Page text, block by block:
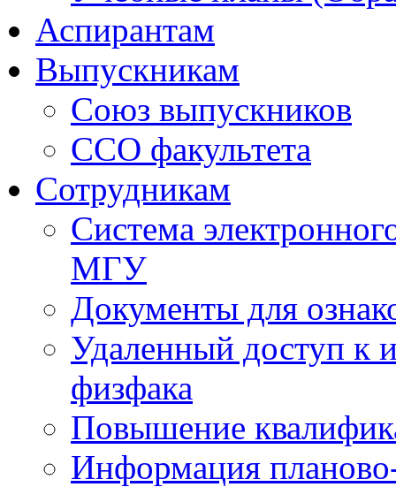
Аспирантам
Выпускникам
Союз выпускников
ССО факультета
Сотрудникам
Система
МГУ
Документы для
Удаленный доступ к
физфака
Повышение
Информация